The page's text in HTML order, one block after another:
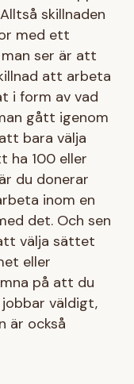
skillnaden
med ett
ser är att
att arbeta
i form av vad
gått igenom
bara välja
ha 100 eller
du donerar
inom en
det. Och sen
välja sättet
eller
på att du
väldigt,
är också